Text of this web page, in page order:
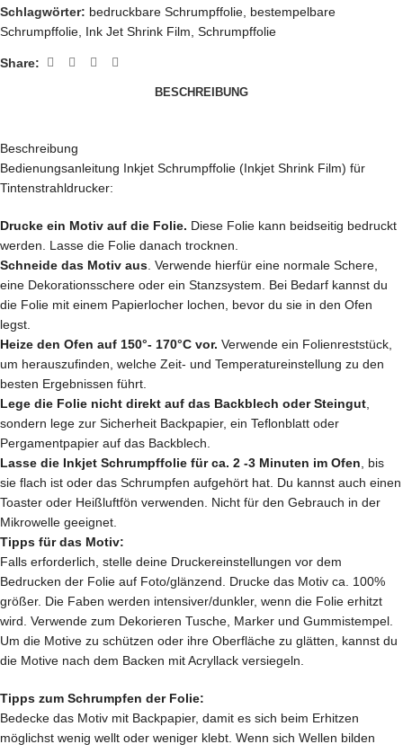
Schlagwörter: bedruckbare Schrumpffolie, bestempelbare
Schrumpffolie, Ink Jet Shrink Film, Schrumpffolie
Share:
BESCHREIBUNG
Beschreibung
Bedienungsanleitung Inkjet Schrumpffolie (Inkjet Shrink Film) für
Tintenstrahldrucker:
Drucke ein Motiv auf die Folie. Diese Folie kann beidseitig bedruckt
werden. Lasse die Folie danach trocknen.
Schneide das Motiv aus. Verwende hierfür eine normale Schere,
eine Dekorationsschere oder ein Stanzsystem. Bei Bedarf kannst du
die Folie mit einem Papierlocher lochen, bevor du sie in den Ofen
legst.
Heize den Ofen auf 150°- 170°C vor. Verwende ein Folienreststück,
um herauszufinden, welche Zeit- und Temperatureinstellung zu den
besten Ergebnissen führt.
Lege die Folie nicht direkt auf das Backblech oder Steingut,
sondern lege zur Sicherheit Backpapier, ein Teflonblatt oder
Pergamentpapier auf das Backblech.
Lasse die Inkjet Schrumpffolie für ca. 2 -3 Minuten im Ofen, bis
sie flach ist oder das Schrumpfen aufgehört hat. Du kannst auch einen
Toaster oder Heißluftfön verwenden. Nicht für den Gebrauch in der
Mikrowelle geeignet.
Tipps für das Motiv:
Falls erforderlich, stelle deine Druckereinstellungen vor dem
Bedrucken der Folie auf Foto/glänzend. Drucke das Motiv ca. 100%
größer. Die Faben werden intensiver/dunkler, wenn die Folie erhitzt
wird. Verwende zum Dekorieren Tusche, Marker und Gummistempel.
Um die Motive zu schützen oder ihre Oberfläche zu glätten, kannst du
die Motive nach dem Backen mit Acryllack versiegeln.
Tipps zum Schrumpfen der Folie:
Bedecke das Motiv mit Backpapier, damit es sich beim Erhitzen
möglichst wenig wellt oder weniger klebt. Wenn sich Wellen bilden